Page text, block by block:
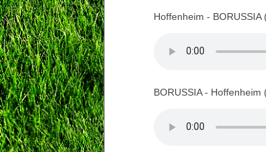
Hoffenheim -
BORUSSIA -